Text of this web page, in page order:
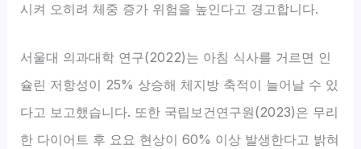
시켜 오히려 체중 증가 위험을 높인다고 경고합니다.
서울대 의과대학 연구(2022)는 아침 식사를 거르면 인
슐린 저항성이 25% 상승해 체지방 축적이 늘어날 수 있
다고 보고했습니다. 또한 국립보건연구원(2023)은 무리
한 다이어트 후 요요 현상이 60% 이상 발생한다고 밝혀